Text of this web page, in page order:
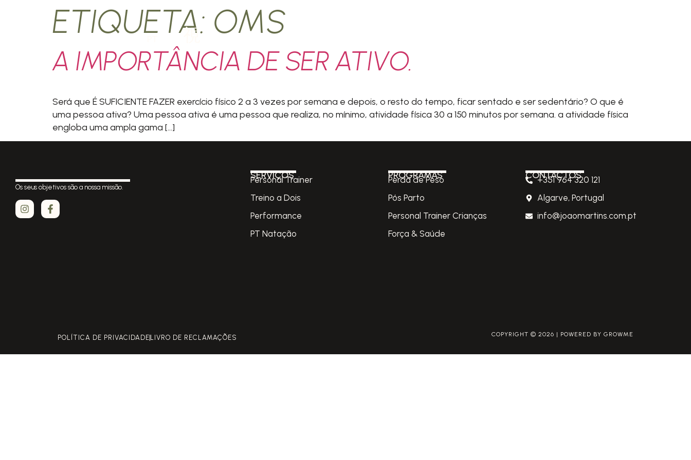
ETIQUETA: OMS
A IMPORTÂNCIA DE SER ATIVO.
Será que É SUFICIENTE FAZER exercício físico 2 a 3 vezes por semana e depois, o resto do tempo, ficar sentado e ser sedentário? O que é
uma pessoa ativa? Uma pessoa ativa é uma pessoa que realiza, no mínimo, atividade física 30 a 150 minutos por semana. a atividade física
engloba uma ampla gama […]
Os seus objetivos são a nossa missão.
SERVIÇOS
Personal Trainer
Treino a Dois
Performance
PT Natação
PROGRAMAS
Perda de Peso
Pós Parto
Personal Trainer Crianças
Força & Saúde
CONTACTOS
+351 964 320 121
Algarve, Portugal
info@joaomartins.com.pt
POLÍTICA DE PRIVACIDADE LIVRO DE RECLAMAÇÕES COPYRIGHT © 2026 | POWERED BY GROWME